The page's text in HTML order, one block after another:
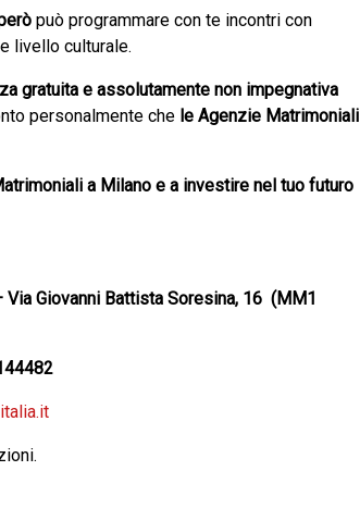
può programmare con te incontri con
livello culturale.
gratuita e assolutamente non impegnativa
personalmente che le Agenzie Matrimoniali
a Milano e a investire nel tuo futuro
Giovanni Battista Soresina, 16 (MM1